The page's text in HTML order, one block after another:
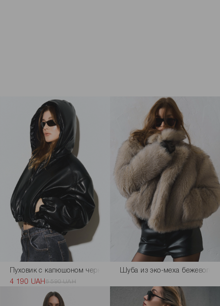
Доставка и оплата
Наличие в магазинах
Обмен и возврат
Пуховик с капюшоном черного цвета
4 190 UAH 6 590 UAH
Шуба из эко-меха бежевого